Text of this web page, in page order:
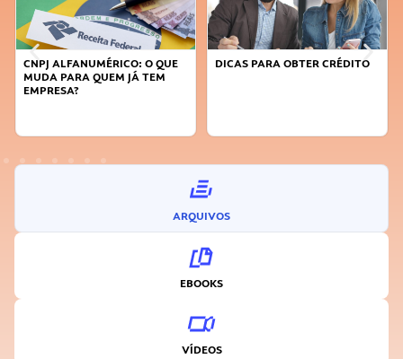
DICAS PARA OBTER CRÉDITO
FAÇA A DIFERENÇA: SEJA
ARQUIVOS
EBOOKS
VÍDEOS